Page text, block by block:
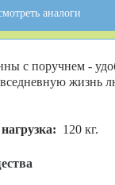
аналоги
с поручнем -
жизнь
120 кг.